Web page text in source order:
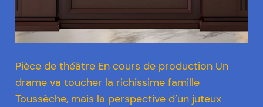
Pièce de théâtre En cours de production Un
drame va toucher la richissime famille
Toussèche, mais la perspective d’un juteux